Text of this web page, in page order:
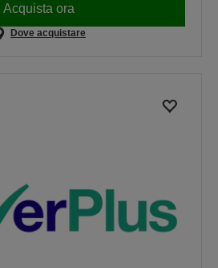
Acquista ora
Dove acquistare